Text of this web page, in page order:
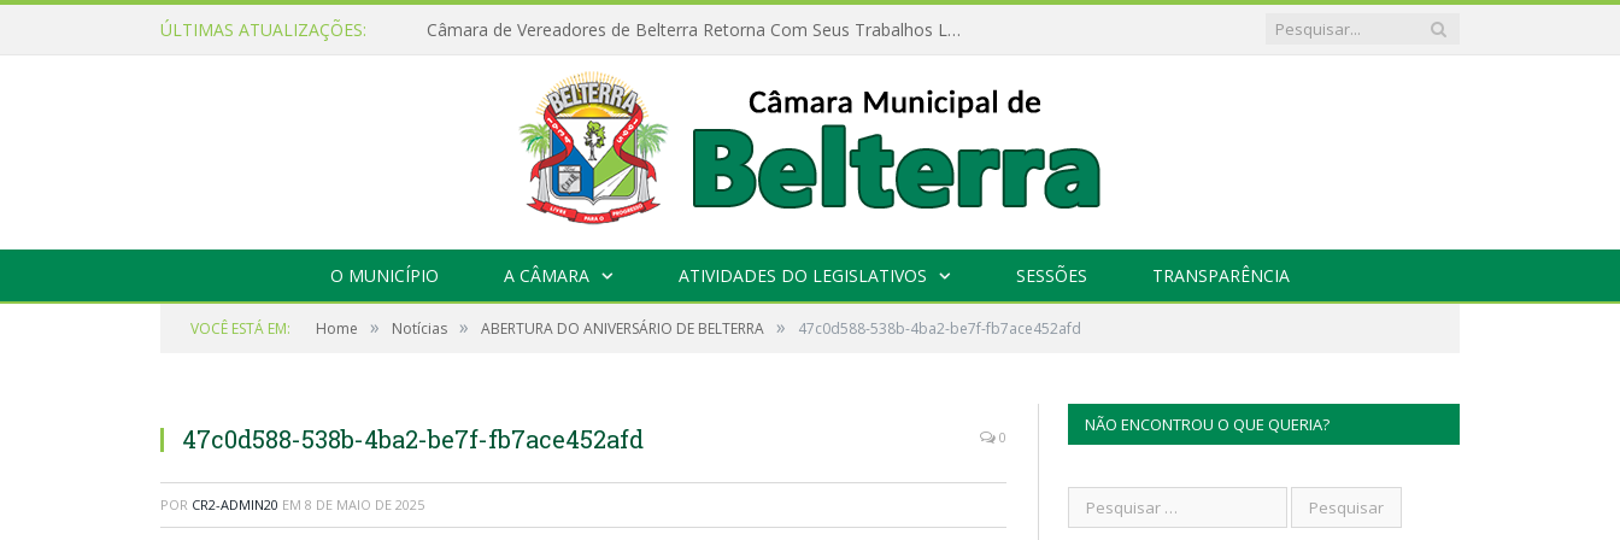
ÚLTIMAS ATUALIZAÇÕES: Câmara de Vereadores de Belterra Retorna Com Seus Trabalhos Legislativos
O MUNICÍPIO A CÂMARA ATIVIDADES DO LEGISLATIVOS SESSÕES TRANSPARÊNCIA
VOCÊ ESTÁ EM: Home » Notícias » ABERTURA DO ANIVERSÁRIO DE BELTERRA » 47c0d588-538b-4ba2-be7f-fb7ace452afd
47c0d588-538b-4ba2-be7f-fb7ace452afd 0
POR CR2-ADMIN20 EM 8 DE MAIO DE 2025
NÃO ENCONTROU O QUE QUERIA?